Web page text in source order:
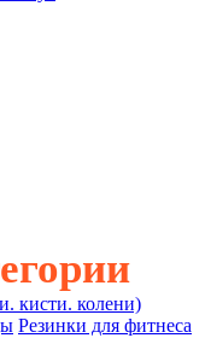
кисти. колени)
Резинки для фитнеса